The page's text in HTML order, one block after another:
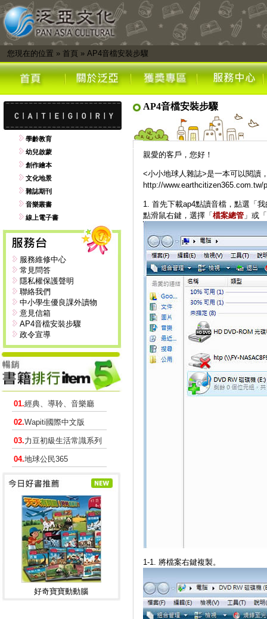
您現在的位置 » 首頁 » AP4音檔安裝步驟
學齡教育
幼兒啟蒙
創作繪本
文化地景
雜誌期刊
音樂叢書
線上電子書
服務維修中心
常見問答
隱私權保護聲明
聯絡我們
中小學生優良課外讀物
意見信箱
AP4音檔安裝步驟
政令宣導
01.經典、導聆、音樂廳
02.Wapiti國際中文版
03.力豆初級生活常識系列
04.地球公民365
好奇寶寶動動腦
AP4音檔安裝步驟
親愛的客戶，您好！
<小小地球人雜誌>是一本可以閱讀
http://www.earthcitizen365.com.tw/
1. 首先下載ap4點讀音檔，點選「
點滑鼠右鍵，選擇「 檔案總管 」或「
1-1. 將檔案右鍵複製。